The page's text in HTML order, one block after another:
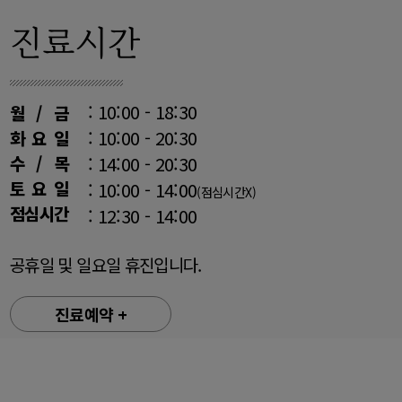
진료시간
월 / 금
화 요 일
수 / 목
토 요 일
점심시간
: 10:00 - 18:30
: 10:00 - 20:30
: 14:00 - 20:30
: 10:00 - 14:00(점심시간X)
: 12:30 - 14:00
공휴일 및 일요일 휴진입니다.
진료예약 +